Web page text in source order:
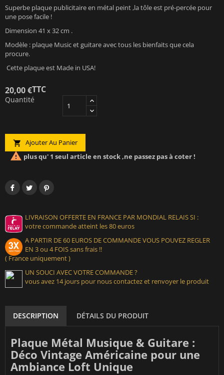
Superbe plaque publicitaire en métal peint ,la tôle est pré-percée pour
une pose facile !
Dimension 41 x 32 cm .
Modèle : plaque Music et guitare avec tous les bienfaits que cela
procure.
Cette plaque est Made in USA!
20,00 €TTC
Quantité
 Ajouter Au Panier
 plus qu' 1 seul article en stock ,ne passez pas à coter !
LIVRAISON OFFERTE EN FRANCE PAR MONDIAL RELAIS SI :
votre commande atteint les 80 euros
A PARTIR DE 60 EUROS DE COMMANDE VOUS POUVEZ REGLER
EN 3 ou 4 FOIS sans frais !!
( France uniquement )
UN SOUCI AVEC VOTRE COMMANDE ?
vous avez 14 jours pour nous contactez et renvoyer le produit
DESCRIPTION DÉTAILS DU PRODUIT
Plaque Métal Musique & Guitare :
Déco Vintage Américaine pour une
Ambiance Loft Unique